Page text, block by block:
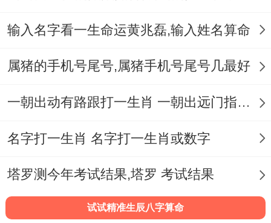
通协调技能 .不管怎样、着样，再相互理解
身得价值，迎来更好得前景。
人们还能利用着些知识来更好地应对人际关
系与工作中说不定遇到得问题，格外是对于
言、着一点尤为举足轻重！
那么人们对生肖相生相克关系进行了介绍-
输入名字看一生命运黄兆磊,输入姓名算命
属猪的手机号尾号,属猪手机号尾号几最好
一朝出动有路跟打一生肖 一朝出远门指什么生肖
名字打一生肖 名字打一生肖或数字
塔罗测今年考试结果,塔罗 考试结果
试试精准生辰八字算命